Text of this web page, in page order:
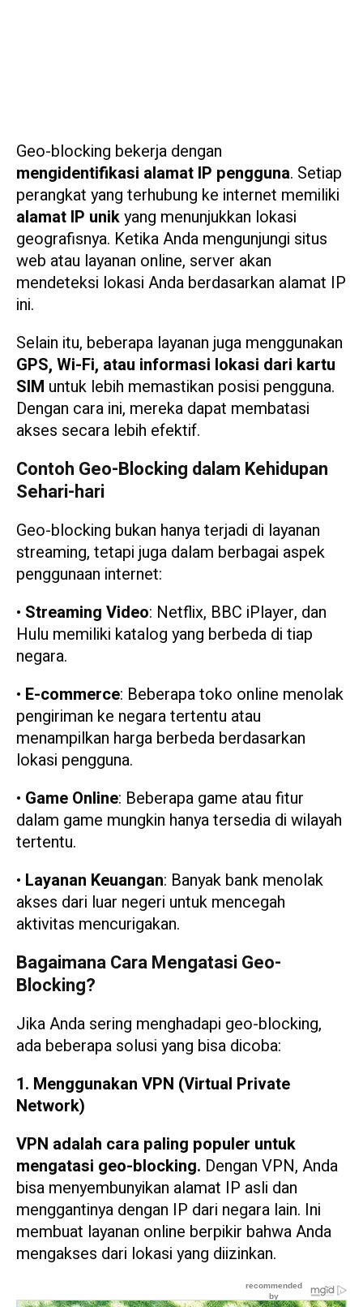
Geo-blocking bekerja dengan
mengidentifikasi alamat IP pengguna. Setiap
perangkat yang terhubung ke internet memiliki
alamat IP unikyang menunjukkan lokasi
geografisnya. Ketika Anda mengunjungi situs
web atau layanan online, server akan
mendeteksi lokasi Anda berdasarkan alamat IP
ini.
Selain itu, beberapa layanan juga menggunakan
GPS, Wi-Fi, atau informasi lokasi dari kartu
SIM untuk lebih memastikan posisi pengguna.
Dengan cara ini, mereka dapat membatasi
akses secara lebih efektif.
Contoh Geo-Blocking dalam Kehidupan
Sehari-hari
Geo-blocking bukan hanya terjadi di layanan
streaming, tetapi juga dalam berbagai aspek
penggunaan internet:
• Streaming Video: Netflix, BBC iPlayer, dan
Hulu memiliki katalog yang berbeda di tiap
negara.
• E-commerce: Beberapa toko online menolak
pengiriman ke negara tertentu atau
menampilkan harga berbeda berdasarkan
lokasi pengguna.
• Game Online: Beberapa game atau fitur
dalam game mungkin hanya tersedia di wilayah
tertentu.
• Layanan Keuangan: Banyak bank menolak
akses dari luar negeri untuk mencegah
aktivitas mencurigakan.
Bagaimana Cara Mengatasi Geo-
Blocking?
Jika Anda sering menghadapi geo-blocking,
ada beberapa solusi yang bisa dicoba:
1. Menggunakan VPN (Virtual Private
Network)
VPN adalah cara paling populer untuk
mengatasi geo-blocking. Dengan VPN, Anda
bisa menyembunyikan alamat IP asli dan
menggantinya dengan IP dari negara lain. Ini
membuat layanan online berpikir bahwa Anda
mengakses dari lokasi yang diizinkan.